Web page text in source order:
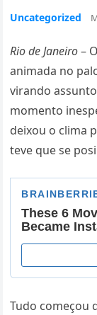
Uncategorized
Rio de Janeiro–
animada no
virando
momento
deixou o clima
teve que se
Tudo começou